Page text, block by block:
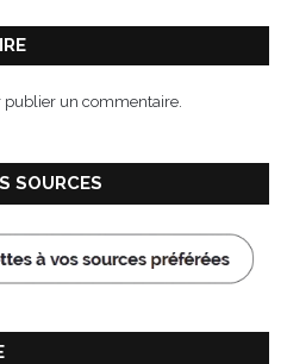
publier un commentaire.
SOURCES